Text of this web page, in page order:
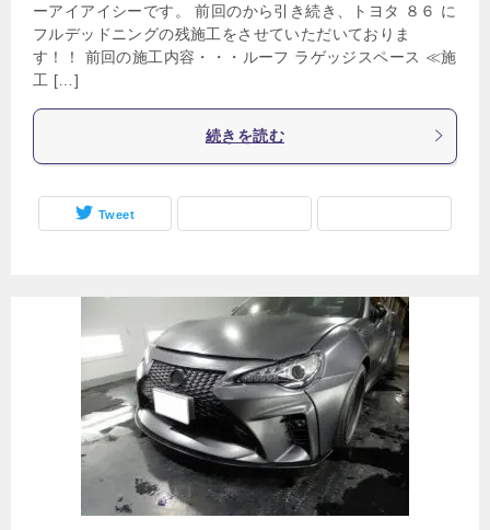
ーアイアイシーです。 前回のから引き続き、トヨタ ８６ に
フルデッドニングの残施工をさせていただいておりま
す！！ 前回の施工内容・・・ルーフ ラゲッジスペース ≪施
工 […]
続きを読む
Tweet